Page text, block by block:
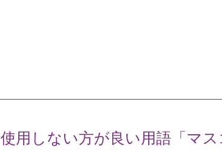
用しない方が良い用語「マ